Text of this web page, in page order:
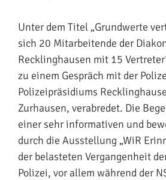
Unter dem Titel „Grundwerte
sich 20 Mitarbeitende der
Recklinghausen mit 15
zu einem Gespräch mit der
Polizeipräsidiums
Zurhausen, verabredet. Die
einer sehr informativen und
durch die Ausstellung „WiR
der belasteten Vergangenheit
Polizei, vor allem während der